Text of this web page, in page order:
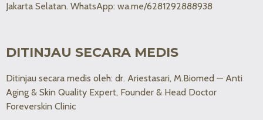
Jakarta Selatan. WhatsApp: wa.me/6281292888938
DITINJAU SECARA MEDIS
Ditinjau secara medis oleh: dr. Ariestasari, M.Biomed — Anti
Aging & Skin Quality Expert, Founder & Head Doctor
Foreverskin Clinic